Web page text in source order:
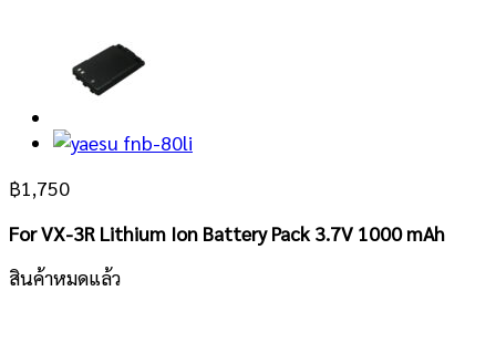
฿1,750
For VX-3R Lithium Ion Battery Pack 3.7V 1000 mAh
สินค้าหมดแล้ว